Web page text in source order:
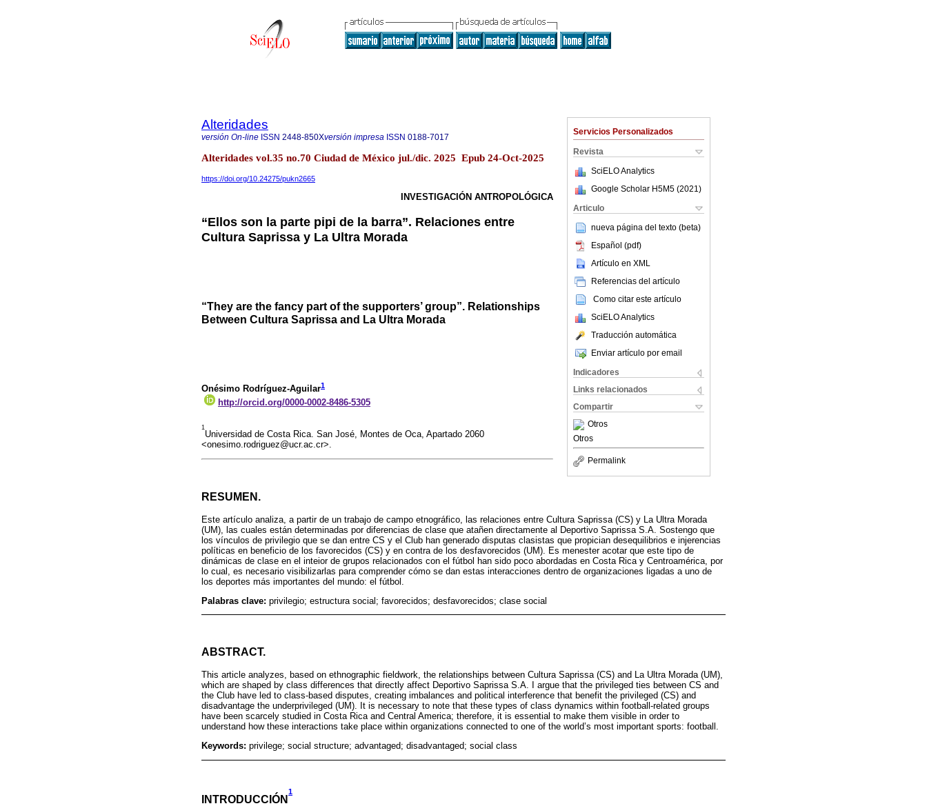
Servicios Personalizados
Revista
SciELO Analytics
Google Scholar H5M5 (2021 )
Articulo
nueva página del texto (beta)
Español (pdf)
Artículo en XML
Referencias del artículo
Como citar este artículo
SciELO Analytics
Traducción automática
Enviar artículo por email
Indicadores
Links relacionados
Compartir
Otros
Otros
Permalink
Alteridades
versión On-line ISSN 2448-850Xversión impresa ISSN 0188-7017
Alteridades vol.35 no.70 Ciudad de México jul./dic. 2025 Epub 24-Oct-2025
https://doi.org/10.24275/pukn2665
INVESTIGACIÓN ANTROPOLÓGICA
“Ellos son la parte pipi de la barra”. Relaciones entre
Cultura Saprissa y La Ultra Morada
“They are the fancy part of the supporters’ group”. Relationships
Between Cultura Saprissa and La Ultra Morada
Onésimo Rodríguez-Aguilar1
http://orcid.org/0000-0002-8486-5305
1
Universidad de Costa Rica. San José, Montes de Oca, Apartado 2060
<onesimo.rodriguez@ucr.ac.cr>.
RESUMEN.
Este artículo analiza, a partir de un trabajo de campo etnográfico, las relaciones entre Cultura Saprissa (CS) y La Ultra Morada
(UM), las cuales están determinadas por diferencias de clase que atañen directamente al Deportivo Saprissa S.A. Sostengo que
los vínculos de privilegio que se dan entre CS y el Club han generado disputas clasistas que propician desequilibrios e injerencias
políticas en beneficio de los favorecidos (CS) y en contra de los desfavorecidos (UM). Es menester acotar que este tipo de
dinámicas de clase en el inteior de grupos relacionados con el fútbol han sido poco abordadas en Costa Rica y Centroamérica, por
lo cual, es necesario visibilizarlas para comprender cómo se dan estas interacciones dentro de organizaciones ligadas a uno de
los deportes más importantes del mundo: el fútbol.
Palabras clave: privilegio; estructura social; favorecidos; desfavorecidos; clase social
ABSTRACT.
This article analyzes, based on ethnographic fieldwork, the relationships between Cultura Saprissa (CS) and La Ultra Morada (UM),
which are shaped by class differences that directly affect Deportivo Saprissa S.A. I argue that the privileged ties between CS and
the Club have led to class-based disputes, creating imbalances and political interference that benefit the privileged (CS) and
disadvantage the underprivileged (UM). It is necessary to note that these types of class dynamics within football-related groups
have been scarcely studied in Costa Rica and Central America; therefore, it is essential to make them visible in order to
understand how these interactions take place within organizations connected to one of the world’s most important sports: football.
Keywords: privilege; social structure; advantaged; disadvantaged; social class
INTRODUCCIÓN
1